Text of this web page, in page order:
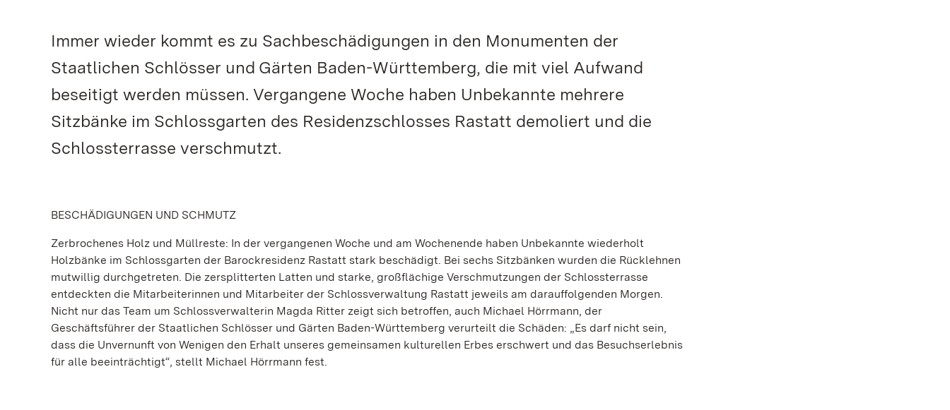
Immer wieder kommt es zu Sachbeschädigungen in den Monumenten der
Staatlichen Schlösser und Gärten Baden-Württemberg, die mit viel Aufwand
beseitigt werden müssen. Vergangene Woche haben Unbekannte mehrere
Sitzbänke im Schlossgarten des Residenzschlosses Rastatt demoliert und die
Schlossterrasse verschmutzt.
BESCHÄDIGUNGEN UND SCHMUTZ
Zerbrochenes Holz und Müllreste: In der vergangenen Woche und am Wochenende haben Unbekannte wiederholt
Holzbänke im Schlossgarten der Barockresidenz Rastatt stark beschädigt. Bei sechs Sitzbänken wurden die Rücklehnen
mutwillig durchgetreten. Die zersplitterten Latten und starke, großflächige Verschmutzungen der Schlossterrasse
entdeckten die Mitarbeiterinnen und Mitarbeiter der Schlossverwaltung Rastatt jeweils am darauffolgenden Morgen.
Nicht nur das Team um Schlossverwalterin Magda Ritter zeigt sich betroffen, auch Michael Hörrmann, der
Geschäftsführer der Staatlichen Schlösser und Gärten Baden-Württemberg verurteilt die Schäden: „Es darf nicht sein,
dass die Unvernunft von Wenigen den Erhalt unseres gemeinsamen kulturellen Erbes erschwert und das Besuchserlebnis
für alle beeinträchtigt“, stellt Michael Hörrmann fest.